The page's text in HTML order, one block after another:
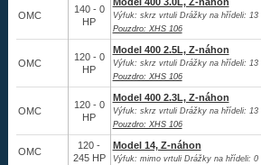
OMC
140 - 0
HP
Výfuk: skrz vrtuli Drážky na hřídeli: 13
Pouzdro: XHS 106
OMC
120 - 0
HP
Model 400 2.5L, Z-náhon
Výfuk: skrz vrtuli Drážky na hřídeli: 13
Pouzdro: XHS 106
OMC
120 - 0
HP
Model 400 2.3L, Z-náhon
Výfuk: skrz vrtuli Drážky na hřídeli: 13
Pouzdro: XHS 106
OMC
120 -
245 HP
Model 14, Z-náhon
Výfuk: mimo vrtuli Drážky na hřídeli: 0